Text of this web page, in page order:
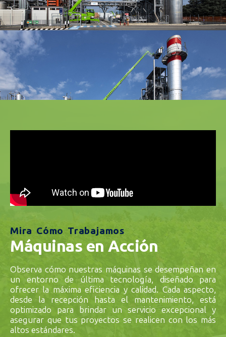
Mira Cómo Trabajamos
Máquinas en Acción
Observa cómo nuestras máquinas se desempeñan en
un entorno de última tecnología, diseñado para
ofrecer la máxima eficiencia y calidad. Cada aspecto,
desde la recepción hasta el mantenimiento, está
optimizado para brindar un servicio excepcional y
asegurar que tus proyectos se realicen con los más
altos estándares.